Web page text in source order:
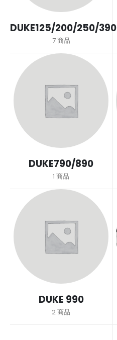
DUKE125/200/250/390
7商品
DUKE790/890
1 商品
DUKE 990
2商品